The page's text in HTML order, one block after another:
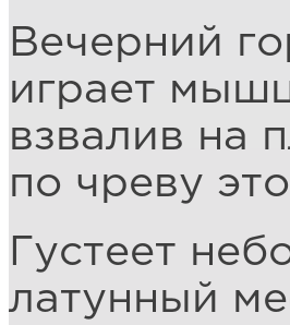
Вечерний
играет
взвалив на
по чреву
Густеет
латунный